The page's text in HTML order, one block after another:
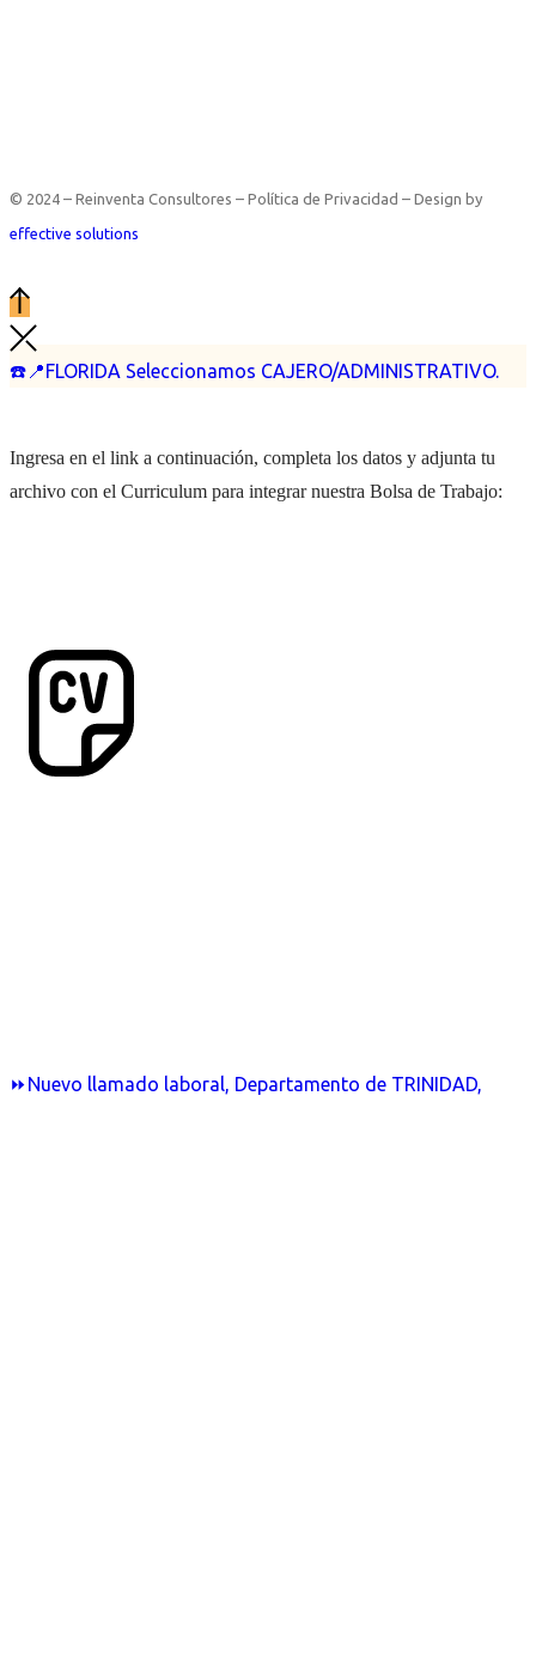
☎️📍FLORIDA Seleccionamos CAJERO/ADMINISTRATIVO.
⏩Nuevo llamado laboral, Departamento de TRINIDAD,
© 2024 – Reinventa Consultores – Política de Privacidad – Design by
effective solutions
Ingresa en el link a continuación, completa los datos y adjunta tu
archivo con el Curriculum para integrar nuestra Bolsa de Trabajo: